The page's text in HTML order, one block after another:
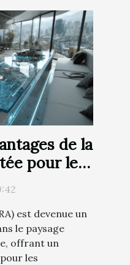
de la
pour les
est devenue un
le paysage
offrant un
les